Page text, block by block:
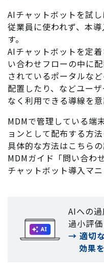
AIチャットボットを試
従業員に使われず、本
す。
AIチャットボットを定
い合わせフローの中に
されているポータルな
配置したり、などユー
なく利用できる導線を
MDMで管理している端
ョンとして配布する方法
具体的な方法はこちら
MDMガイド「問い合わ
チャットボット導入マ
AIへの
過小評
→ 適切
効果